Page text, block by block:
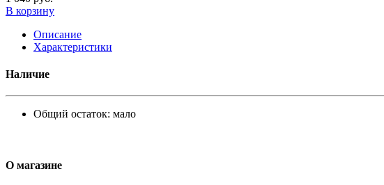
В корзину
Описание
Характеристики
Наличие
Общий остаток: мало
О магазине